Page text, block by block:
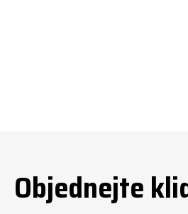
Objednejte